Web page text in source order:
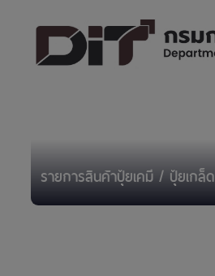
รายการสินค้าปุ๋ยเคมี / ปุ๋ยเกล็ด